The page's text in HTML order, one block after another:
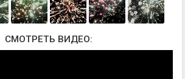
СМОТРЕТЬ ВИДЕО: